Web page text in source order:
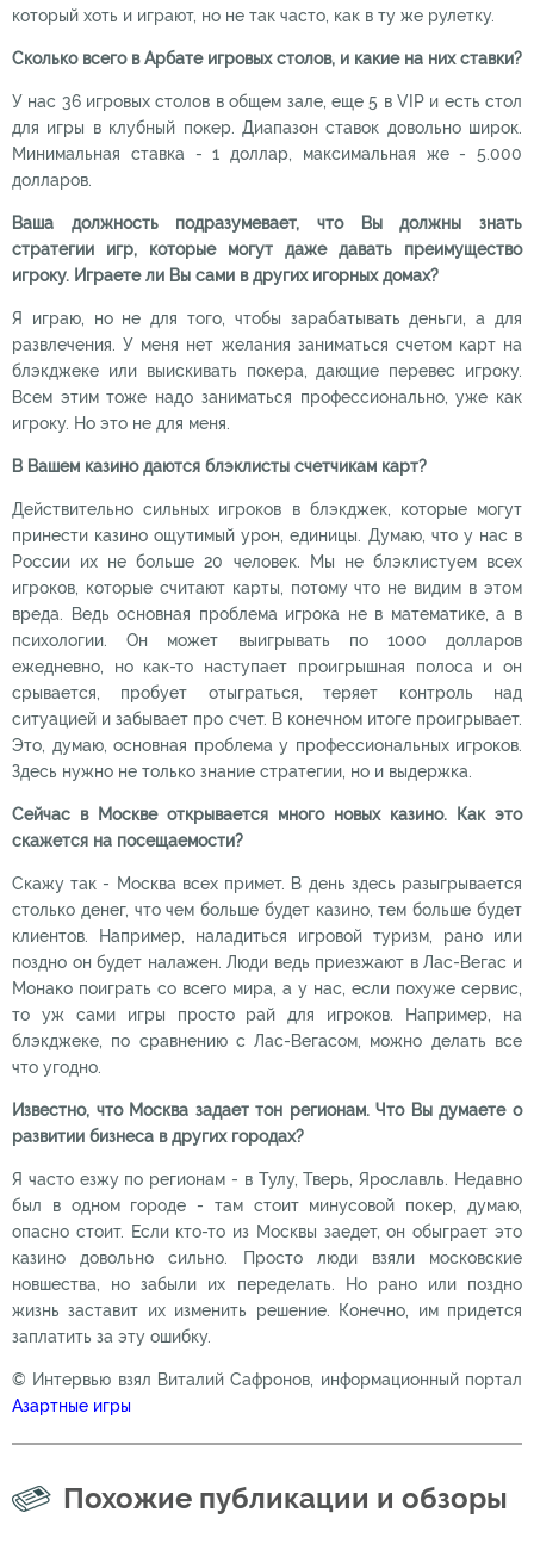
который хоть и играют, но не так часто, как в ту же рулетку.
Сколько всего в Арбате игровых столов, и какие на них ставки?
У нас 36 игровых столов в общем зале, еще 5 в VIP и есть стол
для игры в клубный покер. Диапазон ставок довольно широк.
Минимальная ставка - 1 доллар, максимальная же - 5.000
долларов.
Ваша должность подразумевает, что Вы должны знать
стратегии игр, которые могут даже давать преимущество
игроку. Играете ли Вы сами в других игорных домах?
Я играю, но не для того, чтобы зарабатывать деньги, а для
развлечения. У меня нет желания заниматься счетом карт на
блэкджеке или выискивать покера, дающие перевес игроку.
Всем этим тоже надо заниматься профессионально, уже как
игроку. Но это не для меня.
В Вашем казино даются блэклисты счетчикам карт?
Действительно сильных игроков в блэкджек, которые могут
принести казино ощутимый урон, единицы. Думаю, что у нас в
России их не больше 20 человек. Мы не блэклистуем всех
игроков, которые считают карты, потому что не видим в этом
вреда. Ведь основная проблема игрока не в математике, а в
психологии. Он может выигрывать по 1000 долларов
ежедневно, но как-то наступает проигрышная полоса и он
срывается, пробует отыграться, теряет контроль над
ситуацией и забывает про счет. В конечном итоге проигрывает.
Это, думаю, основная проблема у профессиональных игроков.
Здесь нужно не только знание стратегии, но и выдержка.
Сейчас в Москве открывается много новых казино. Как это
скажется на посещаемости?
Скажу так - Москва всех примет. В день здесь разыгрывается
столько денег, что чем больше будет казино, тем больше будет
клиентов. Например, наладиться игровой туризм, рано или
поздно он будет налажен. Люди ведь приезжают в Лас-Вегас и
Монако поиграть со всего мира, а у нас, если похуже сервис,
то уж сами игры просто рай для игроков. Например, на
блэкджеке, по сравнению с Лас-Вегасом, можно делать все
что угодно.
Известно, что Москва задает тон регионам. Что Вы думаете о
развитии бизнеса в других городах?
Я часто езжу по регионам - в Тулу, Тверь, Ярославль. Недавно
был в одном городе - там стоит минусовой покер, думаю,
опасно стоит. Если кто-то из Москвы заедет, он обыграет это
казино довольно сильно. Просто люди взяли московские
новшества, но забыли их переделать. Но рано или поздно
жизнь заставит их изменить решение. Конечно, им придется
заплатить за эту ошибку.
© Интервью взял Виталий Сафронов, информационный портал
Азартные игры
Похожие публикации и обзоры